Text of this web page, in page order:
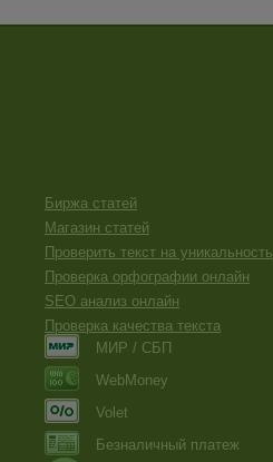
Биржа статей
Магазин статей
Проверить текст на уникальность
Проверка орфографии онлайн
SEO анализ онлайн
Проверка качества текста
МИР / СБП
WebMoney
Volet
Безналичный платеж